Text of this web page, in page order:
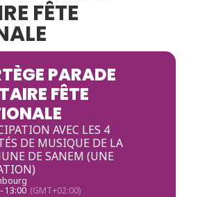
FÊTE
PARADE
FÊTE
AVEC LES 4
DE MUSIQUE DE LA
DE SANEM (UNE
13:00 (GMT+02:00)